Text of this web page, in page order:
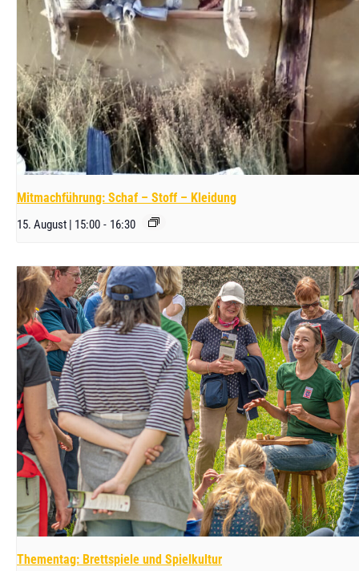
Mitmachführung: Schaf – Stoff – Kleidung
15. August | 15:00 - 16:30
Thementag: Brettspiele und Spielkultur